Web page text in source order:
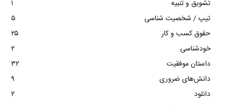
تشویق و تنبیه
۱
تیپ / شخصیت شناسی
۵
حقوق کسب و کار
۲۵
خودشناسی
۲
داستان موفقیت
۳۲
دانش‌های ضروری
۹
دانلود
۲